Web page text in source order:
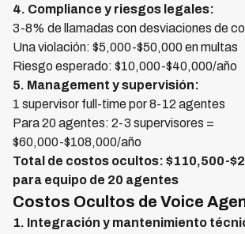
4. Compliance y riesgos legales:
3-8% de llamadas con desviaciones de
Una violación: $5,000-$50,000 en multas
Riesgo esperado: $10,000-$40,000/año
5. Management y supervisión:
1 supervisor full-time por 8-12 agentes
Para 20 agentes: 2-3 supervisores =
$60,000-$108,000/año
Total de costos ocultos: $110,500-
para equipo de 20 agentes
Costos Ocultos de Voice
1. Integración y mantenimiento